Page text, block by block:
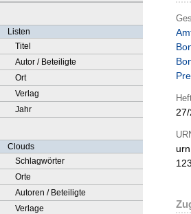
Listen
Titel
Autor / Beteiligte
Ort
Verlag
Jahr
Clouds
Schlagwörter
Orte
Autoren / Beteiligte
Verlage